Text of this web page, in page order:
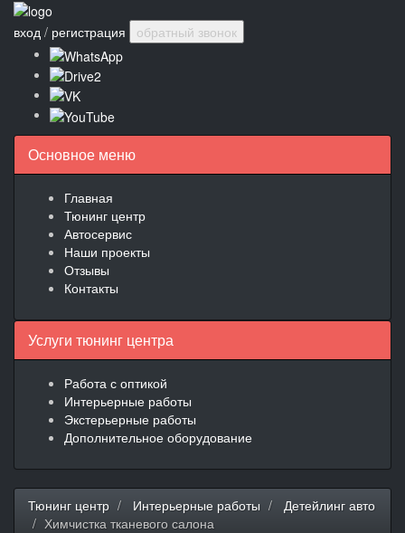
вход / регистрация обратный звонок
Основное меню
Главная
Тюнинг центр
Автосервис
Наши проекты
Отзывы
Контакты
Услуги тюнинг центра
Работа с оптикой
Интерьерные работы
Экстерьерные работы
Дополнительное оборудование
Тюнинг центр Интерьерные работы
Детейлинг авто
Химчистка тканевого салона